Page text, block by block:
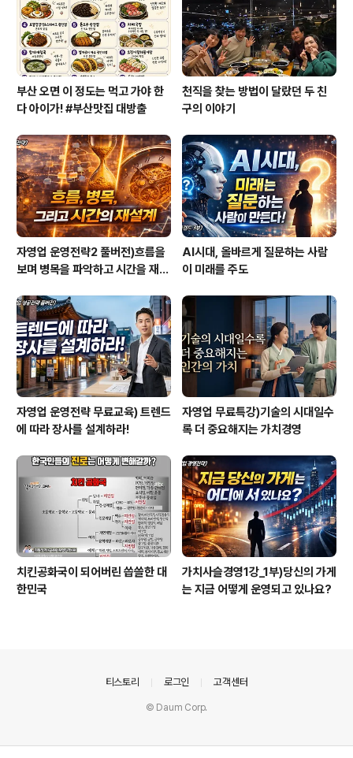
코치로 이름을 떨치고 있는 정철상 교수가 함께 뭉쳤다. 두
사람은 링크나우의..
부산 오면 이 정도는 먹고 가야 한
다 아이가! #부산맛집 대방출
천직을 찾는 방법이 달랐던 두 친
구의 이야기
자영업 운영전략2 풀버전)흐름을
보며 병목을 파악하고 시간을 재설
AI시대, 올바르게 질문하는 사람
이 미래를 주도
자영업 운영전략 무료교육) 트렌드
에 따라 장사를 설계하라!
자영업 무료특강)기술의 시대일수
록 더 중요해지는 가치경영
치킨공화국이 되어버린 씁쓸한 대
한민국
가치사슬경영1강_1부)당신의 가게
는 지금 어떻게 운영되고 있나요?
티스토리 로그인 고객센터
© Daum Corp.